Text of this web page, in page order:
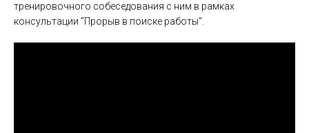
тренировочного собеседования с ним в рамках
консультации "Прорыв в поиске работы".